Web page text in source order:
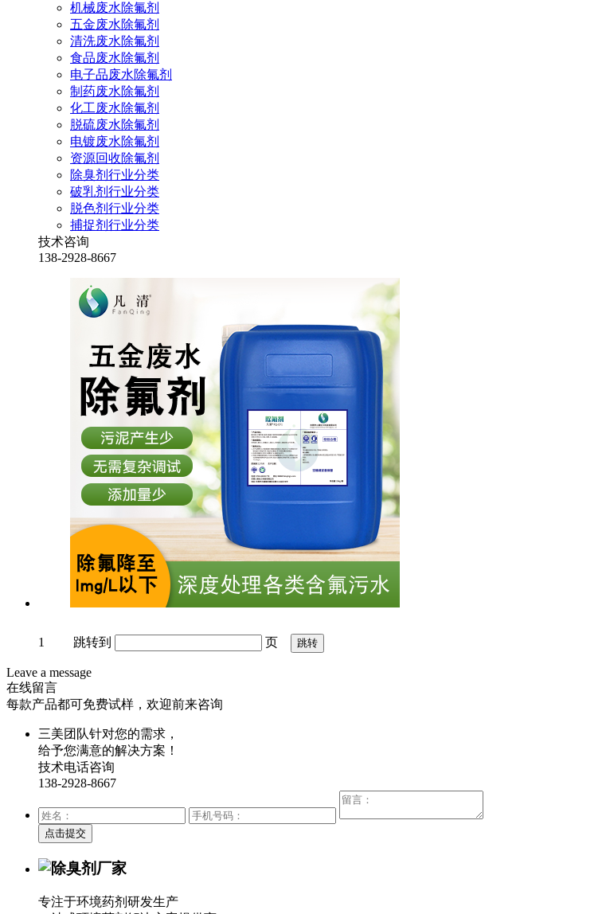
机械废水除氟剂
五金废水除氟剂
清洗废水除氟剂
食品废水除氟剂
电子品废水除氟剂
制药废水除氟剂
化工废水除氟剂
脱硫废水除氟剂
电镀废水除氟剂
资源回收除氟剂
除臭剂行业分类
破乳剂行业分类
脱色剂行业分类
捕捉剂行业分类
技术咨询
138-2928-8667
1 跳转到 页
Leave a message
在线留言
每款产品都可免费试样，欢迎前来咨询
三美团队针对您的需求，
给予您满意的解决方案！
技术电话咨询
138-2928-8667
专注于环境药剂研发生产